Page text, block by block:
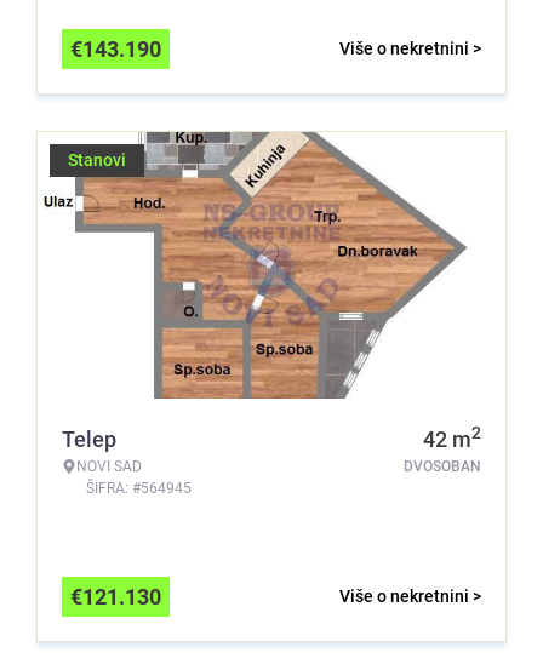
Više o nekretnini >
€143.190
Stanovi
Telep
NOVI SAD
ŠIFRA: #564945
42 m2
DVOSOBAN
Više o nekretnini >
€121.130